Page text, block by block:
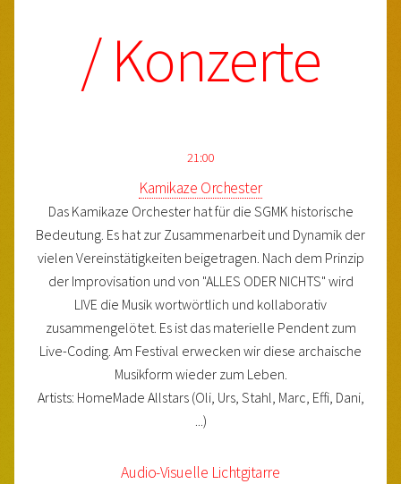
/ Konzerte
21:00
Kamikaze Orchester
Das Kamikaze Orchester hat für die SGMK historische
Bedeutung. Es hat zur Zusammenarbeit und Dynamik der
vielen Vereinstätigkeiten beigetragen. Nach dem Prinzip
der Improvisation und von "ALLES ODER NICHTS" wird
LIVE die Musik wortwörtlich und kollaborativ
zusammengelötet. Es ist das materielle Pendent zum
Live-Coding. Am Festival erwecken wir diese archaische
Musikform wieder zum Leben.
Artists: HomeMade Allstars (Oli, Urs, Stahl, Marc, Effi, Dani,
...)
Audio-Visuelle Lichtgitarre